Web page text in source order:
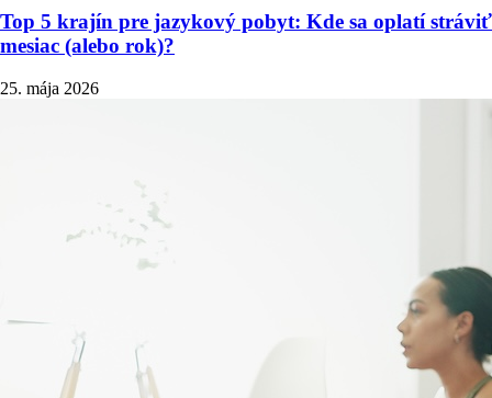
Top 5 krajín pre jazykový pobyt: Kde sa oplatí stráviť
mesiac (alebo rok)?
25. mája 2026